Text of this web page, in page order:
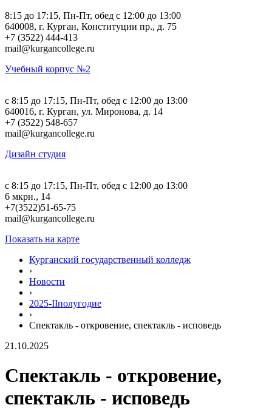
8:15 до 17:15, Пн-Пт, обед с 12:00 до 13:00
640008, г. Курган, Конституции пр., д. 75
+7 (3522) 444-413
mail@kurgancollege.ru
Учебный корпус №2
c 8:15 до 17:15, Пн-Пт, обед с 12:00 до 13:00
640016, г. Курган, ул. Миронова, д. 14
+7 (3522) 548-657
mail@kurgancollege.ru
Дизайн студия
c 8:15 до 17:15, Пн-Пт, обед с 12:00 до 13:00
6 мкрн., 14
+7(3522)51-65-75
mail@kurgancollege.ru
Показать на карте
Курганский государственный колледж
›
Новости
›
2025-IIполугодие
›
Спектакль - откровение, спектакль - исповедь
21.10.2025
Спектакль - откровение,
спектакль - исповедь